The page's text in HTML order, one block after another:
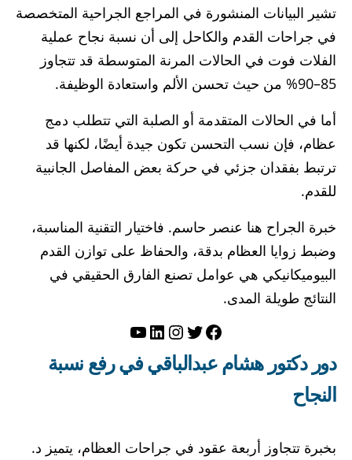
تشير البيانات المنشورة في المراجع الجراحية المتخصصة
في جراحات القدم والكاحل إلى أن نسبة نجاح عملية
الفلات فوت في الحالات المرنة المتوسطة قد تتجاوز
85–90% من حيث تحسن الألم واستعادة الوظيفة.
أما في الحالات المتقدمة أو الصلبة التي تتطلب دمج
عظام، فإن نسب التحسن تكون جيدة أيضًا، لكنها قد
ترتبط بفقدان جزئي في حركة بعض المفاصل الجانبية
للقدم.
خبرة الجراح هنا عنصر حاسم. فاختيار التقنية المناسبة،
وضبط زوايا العظام بدقة، والحفاظ على توازن القدم
البيوميكانيكي هي عوامل تصنع الفارق الحقيقي في
النتائج طويلة المدى.
فيسبوك
تويترإنستجرام
لينكد إنيوتيوب
دور دكتور هشام عبدالباقي في رفع نسبة
النجاح
بخبرة تتجاوز أربعة عقود في جراحات العظام، يتميز د.